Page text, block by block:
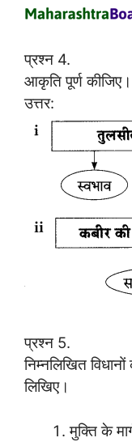
प्रश्न 4.
आकृति पूर्ण कीजिए।
उत्तर:
प्रश्न 5.
निम्नलिखित
लिखिए।
मुक्ति के